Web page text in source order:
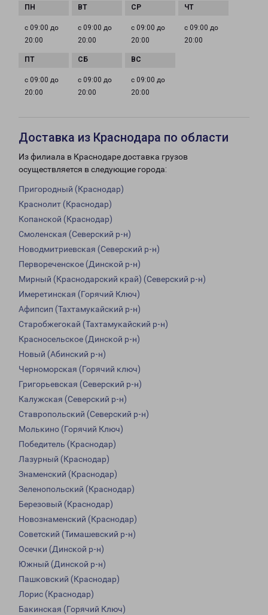
с 09:00 до
20:00
с 09:00 до
20:00
с 09:00 до
20:00
с 09:00 до
20:00
с 09:00 до
20:00
с 09:00 до
20:00
с 09:00 до
20:00
Доставка из Краснодара по области
Из филиала в Краснодаре доставка грузов
осуществляется в следующие города:
Пригородный (Краснодар)
Краснолит (Краснодар)
Копанской (Краснодар)
Смоленская (Северский р-н)
Новодмитриевская (Северский р-н)
Первореченское (Динской р-н)
Мирный (Краснодарский край) (Северский р-н)
Имеретинская (Горячий Ключ)
Афипсип (Тахтамукайский р-н)
Старобжегокай (Тахтамукайский р-н)
Красносельское (Динской р-н)
Новый (Абинский р-н)
Черноморская (Горячий ключ)
Григорьевская (Северский р-н)
Калужская (Северский р-н)
Ставропольский (Северский р-н)
Молькино (Горячий Ключ)
Победитель (Краснодар)
Лазурный (Краснодар)
Знаменский (Краснодар)
Зеленопольский (Краснодар)
Березовый (Краснодар)
Новознаменский (Краснодар)
Советский (Тимашевский р-н)
Осечки (Динской р-н)
Южный (Динской р-н)
Пашковский (Краснодар)
Лорис (Краснодар)
Бакинская (Горячий Ключ)